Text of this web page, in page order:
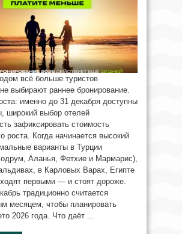
всё больше туристов
выбирают раннее бронирование.
именно до 31 декабря доступны
широкий выбор отелей
зафиксировать стоимость
роста. Когда начинается высокий
варианты в Турции
Аланья, Фетхие и Мармарис),
в Карловых Варах, Египте
первыми — и стоят дороже.
традиционно считается
месяцем, чтобы планировать
2026 года. Что даёт ...